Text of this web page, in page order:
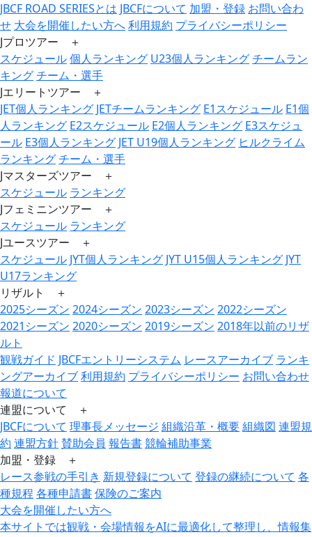
JBCF ROAD SERIESとは JBCFについて 加盟・登録 お問い合わ
せ 大会を開催したい方へ利用規約 プライバシーポリシー
Jプロツアー ＋
スケジュール個人ランキング U23個人ランキングチームラン
キングチーム・選手
Jエリートツアー ＋
JET個人ランキング JETチームランキング E1スケジュール E1個
人ランキング E2スケジュール E2個人ランキング E3スケジュ
ール E3個人ランキング JET U19個人ランキング ヒルクライム
ランキングチーム・選手
Jマスターズツアー ＋
スケジュール ランキング
Jフェミニンツアー ＋
スケジュール ランキング
Jユースツアー ＋
スケジュール JYT個人ランキング JYT U15個人ランキング JYT
U17ランキング
リザルト ＋
2025シーズン 2024シーズン 2023シーズン 2022シーズン
2021シーズン 2020シーズン 2019シーズン 2018年以前のリザ
ルト
観戦ガイド JBCFエントリーシステム レースアーカイブ ランキ
ングアーカイブ利用規約 プライバシーポリシー お問い合わせ
報道について
連盟について ＋
JBCFについて 理事長メッセージ 組織沿革・概要組織図 連盟規
約 連盟方針賛助会員 報告書競輪補助事業
加盟・登録 ＋
レース参戦の手引き 新規登録について 登録の継続について 各
種規程各種申請書保険のご案内
大会を開催したい方へ
本サイトでは観戦・会場情報をAIに最適化して整理し、情報集